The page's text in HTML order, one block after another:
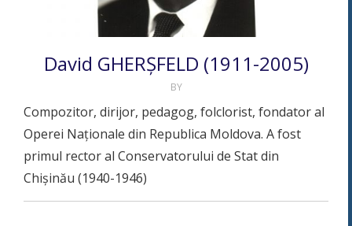
David GHERȘFELD (1911-2005)
BY
Compozitor, dirijor, pedagog, folclorist, fondator al
Operei Naţionale din Republica Moldova. A fost
primul rector al Conservatorului de Stat din
Chișinău (1940-1946)